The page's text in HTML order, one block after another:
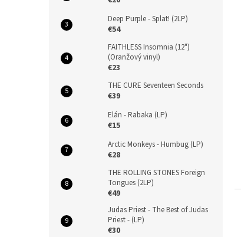
Deep Purple - Splat! (2LP)
€54
FAITHLESS Insomnia (12")
(Oranžový vinyl)
€23
THE CURE Seventeen Seconds
€39
Elán - Rabaka (LP)
€15
Arctic Monkeys - Humbug (LP)
€28
THE ROLLING STONES Foreign
Tongues (2LP)
€49
Judas Priest - The Best of Judas
Priest - (LP)
€30